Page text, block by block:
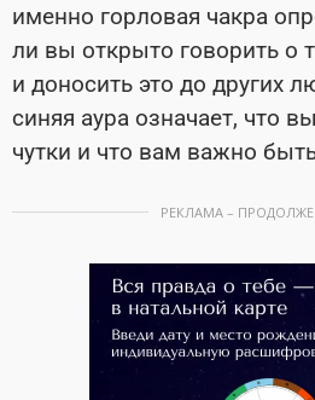
именно горловая чакра
ли вы открыто говорить о
и доносить это до других
синяя аура означает, что
чутки и что вам важно
РЕКЛАМА –